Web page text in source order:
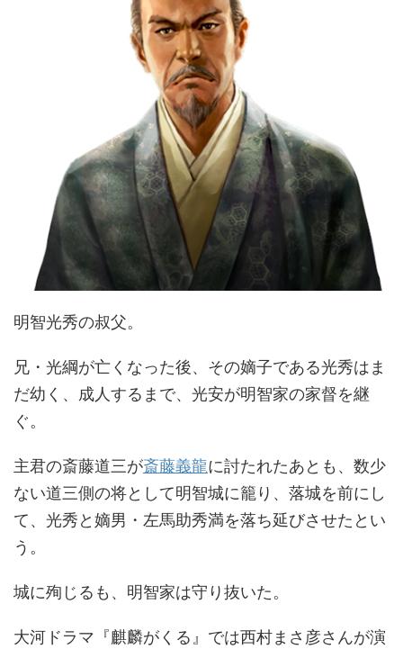
明智光秀の叔父。
兄・光綱が亡くなった後、その嫡子である光秀はま
だ幼く、成人するまで、光安が明智家の家督を継
ぐ。
主君の斎藤道三が斎藤義龍に討たれたあとも、数少
ない道三側の将として明智城に籠り、落城を前にし
て、光秀と嫡男・左馬助秀満を落ち延びさせたとい
う。
城に殉じるも、明智家は守り抜いた。
大河ドラマ『麒麟がくる』では西村まさ彦さんが演